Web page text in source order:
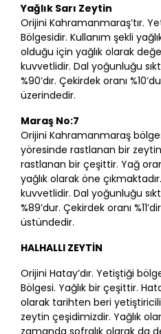
Yağlık Sarı Zeytin
Orijini Kahramanmaraş’tır.
Bölgesidir. Kullanım şekli
olduğu için yağlık olarak
kuvvetlidir. Dal yoğunluğu
%90’dır. Çekirdek oranı
üzerindedir.
Maraş No:7
Orijini Kahramanmaraş
yöresinde rastlanan bir
rastlanan bir çeşittir. Yağ
yağlık olarak öne
kuvvetlidir. Dal yoğunluğu
%89’dur. Çekirdek oranı
üstündedir.
HALHALLI ZEYTİN
Orijini Hatay’dır. Yetiştiği
Bölgesi. Yağlık bir çeşittir.
olarak tarihten beri
zeytin çeşidimizdir. Yağlık
zamanda sofralık olarak da